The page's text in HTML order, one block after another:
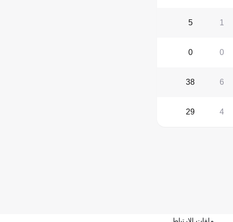
1
5
0
0
6
38
4
29
ملفات الارتباط